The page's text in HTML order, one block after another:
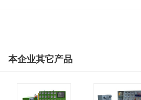
本企业其它产品